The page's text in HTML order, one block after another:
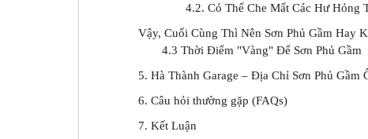
4.2. Có Thể Che Mất Các Hư Hỏng
Vậy, Cuối Cùng Thì Nên Sơn Phủ Gầm Hay
4.3 Thời Điểm "Vàng" Để Sơn Phủ Gầm
5. Hà Thành Garage – Địa Chỉ Sơn Phủ
6. Câu hỏi thường gặp (FAQs)
7. Kết Luận